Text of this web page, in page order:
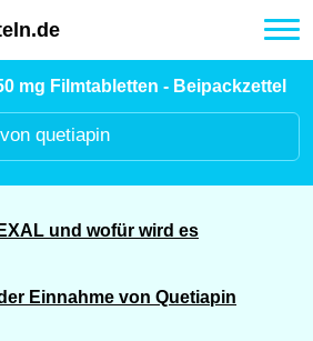
mg Filmtabletten - Beipackzettel
quetiapin
und wofür wird es
Einnahme von Quetiapin